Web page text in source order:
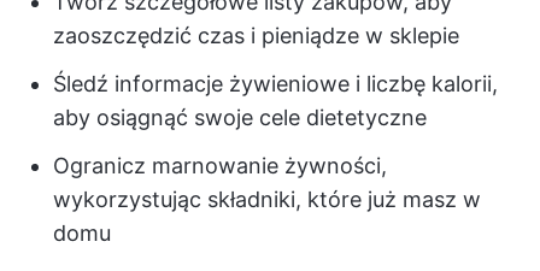
zaoszczędzić czas i pieniądze w sklepie
Śledź informacje żywieniowe i liczbę kalorii,
aby osiągnąć swoje cele dietetyczne
Ogranicz marnowanie żywności,
wykorzystując składniki, które już masz w
domu